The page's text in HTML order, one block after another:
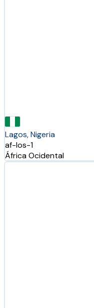
Lagos, Nigeria
af-los-1
África Ocidental